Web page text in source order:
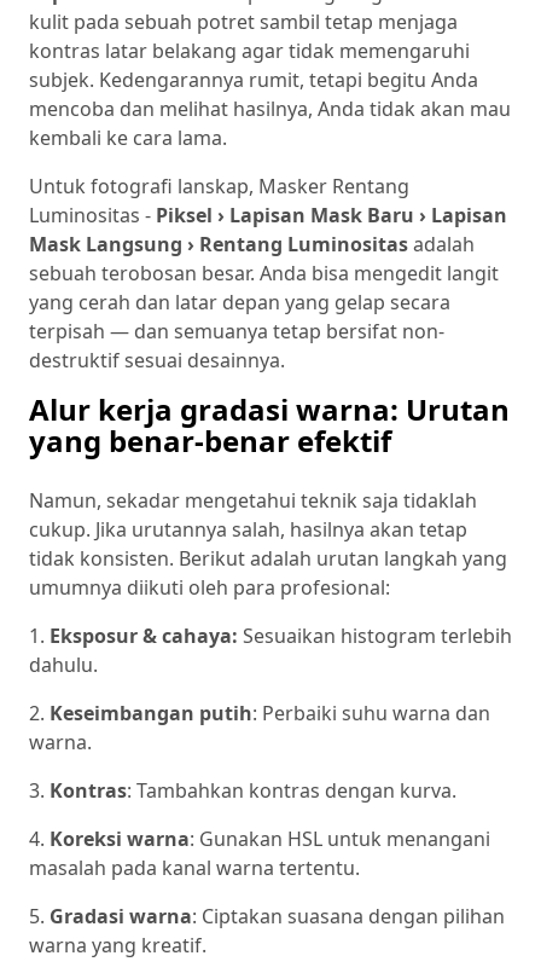
kulit pada sebuah potret sambil tetap menjaga
kontras latar belakang agar tidak memengaruhi
subjek. Kedengarannya rumit, tetapi begitu Anda
mencoba dan melihat hasilnya, Anda tidak akan mau
kembali ke cara lama.
Untuk fotografi lanskap, Masker Rentang
Luminositas - Piksel › Lapisan Mask Baru › Lapisan
Mask Langsung › Rentang Luminositasadalah
sebuah terobosan besar. Anda bisa mengedit langit
yang cerah dan latar depan yang gelap secara
terpisah — dan semuanya tetap bersifat non-
destruktif sesuai desainnya.
Alur kerja gradasi warna: Urutan
yang benar-benar efektif
Namun, sekadar mengetahui teknik saja tidaklah
cukup. Jika urutannya salah, hasilnya akan tetap
tidak konsisten. Berikut adalah urutan langkah yang
umumnya diikuti oleh para profesional:
1. Eksposur & cahaya: Sesuaikan histogram terlebih
dahulu.
2. Keseimbangan putih: Perbaiki suhu warna dan
warna.
3. Kontras: Tambahkan kontras dengan kurva.
4. Koreksi warna: Gunakan HSL untuk menangani
masalah pada kanal warna tertentu.
5. Gradasi warna: Ciptakan suasana dengan pilihan
warna yang kreatif.